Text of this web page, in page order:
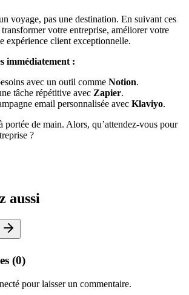
voyage, pas une destination. En suivant ces
votre entreprise, améliorer votre
expérience client exceptionnelle.
immédiatement :
avec un outil comme Notion.
tâche répétitive avec Zapier.
email personnalisée avec Klaviyo.
portée de main. Alors, qu’attendez-vous pour
?
aussi
(0)
pour laisser un commentaire.